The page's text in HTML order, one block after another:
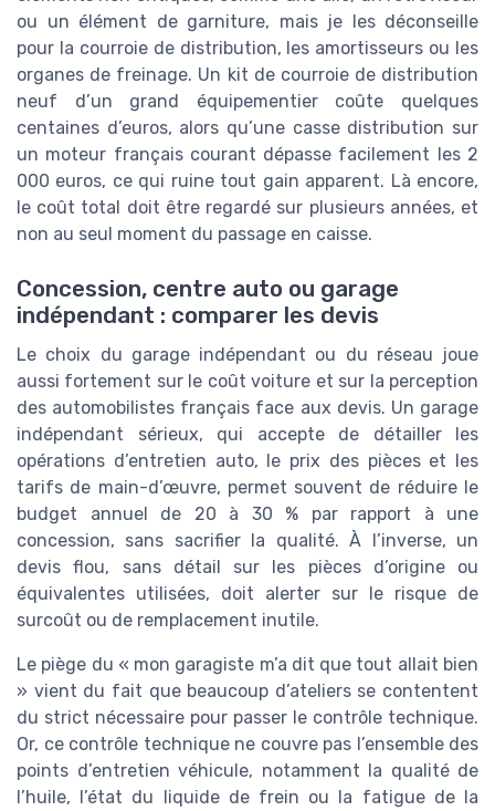
ou un élément de garniture, mais je les déconseille
pour la courroie de distribution, les amortisseurs ou les
organes de freinage. Un kit de courroie de distribution
neuf d’un grand équipementier coûte quelques
centaines d’euros, alors qu’une casse distribution sur
un moteur français courant dépasse facilement les 2
000 euros, ce qui ruine tout gain apparent. Là encore,
le coût total doit être regardé sur plusieurs années, et
non au seul moment du passage en caisse.
Concession, centre auto ou garage
indépendant : comparer les devis
Le choix du garage indépendant ou du réseau joue
aussi fortement sur le coût voiture et sur la perception
des automobilistes français face aux devis. Un garage
indépendant sérieux, qui accepte de détailler les
opérations d’entretien auto, le prix des pièces et les
tarifs de main-d’œuvre, permet souvent de réduire le
budget annuel de 20 à 30 % par rapport à une
concession, sans sacrifier la qualité. À l’inverse, un
devis flou, sans détail sur les pièces d’origine ou
équivalentes utilisées, doit alerter sur le risque de
surcoût ou de remplacement inutile.
Le piège du « mon garagiste m’a dit que tout allait bien
» vient du fait que beaucoup d’ateliers se contentent
du strict nécessaire pour passer le contrôle technique.
Or, ce contrôle technique ne couvre pas l’ensemble des
points d’entretien véhicule, notamment la qualité de
l’huile, l’état du liquide de frein ou la fatigue de la